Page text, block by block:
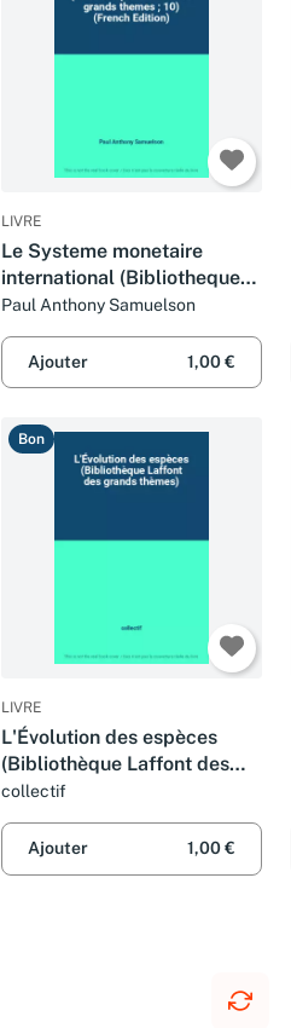
LIVRE
Le Systeme monetaire
international (Bibliotheque
Laffont des grands themes ;
10) (French Edition)
Paul Anthony Samuelson
Ajouter 1,00 €
Bon
LIVRE
L'Évolution des espèces
(Bibliothèque Laffont des
grands thèmes)
collectif
Ajouter 1,00 €